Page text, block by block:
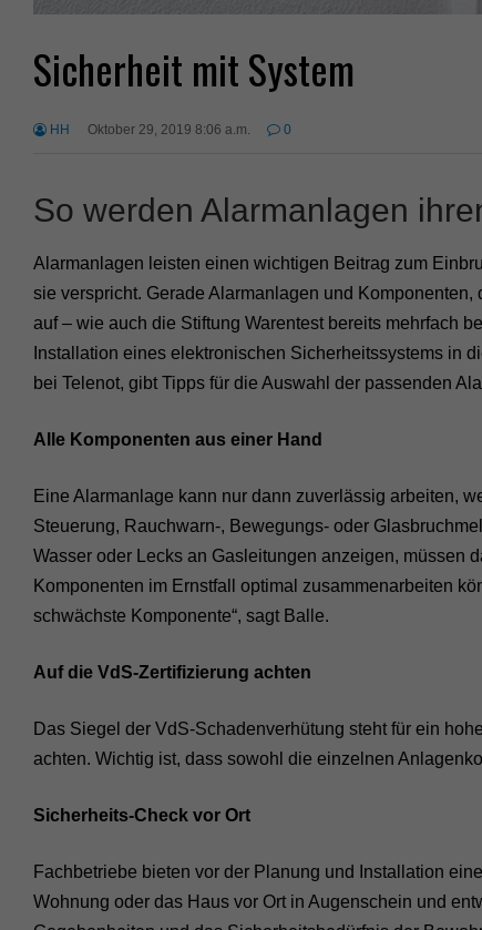
Sicherheit mit System
HH Oktober 29, 2019 8:06 a.m. 0
So werden Alarmanlagen
Alarmanlagen leisten einen wichtigen Beitrag zum
sie verspricht. Gerade Alarmanlagen und
auf – wie auch die Stiftung Warentest bereits mehrfach
Installation eines elektronischen Sicherheitssystems in
bei Telenot, gibt Tipps für die Auswahl der passenden
Alle Komponenten aus einer Hand
Eine Alarmanlage kann nur dann zuverlässig arbeiten,
Steuerung, Rauchwarn-, Bewegungs- oder
Wasser oder Lecks an Gasleitungen anzeigen, müssen
Komponenten im Ernstfall optimal zusammenarbeiten
schwächste Komponente“, sagt Balle.
Auf die VdS-Zertifizierung achten
Das Siegel der VdS-Schadenverhütung steht für ein
achten. Wichtig ist, dass sowohl die einzelnen
Sicherheits-Check vor Ort
Fachbetriebe bieten vor der Planung und Installation
Wohnung oder das Haus vor Ort in Augenschein und